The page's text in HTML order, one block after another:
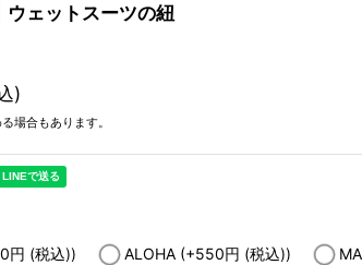
ェットスーツの紐
)
場合もあります。
円 (税込)) ALOHA (+550円 (税込))